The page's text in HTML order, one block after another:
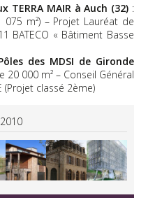
TERRA MAIR à Auch (32) :
075 m²) – Projet Lauréat de
BATECO « Bâtiment Basse
des MDSI de Gironde
20 000 m² – Conseil Général
(Projet classé 2ème)